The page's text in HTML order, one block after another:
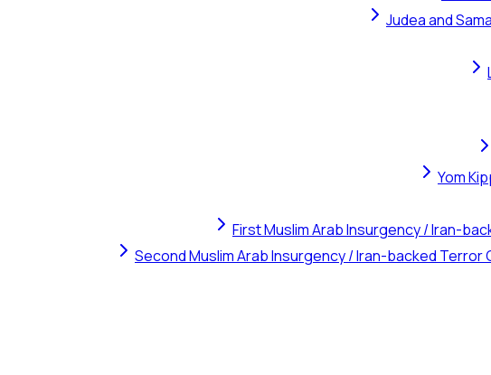
Judea and
Yom
First Muslim Arab Insurgency / Iran-
Second Muslim Arab Insurgency / Iran-backed